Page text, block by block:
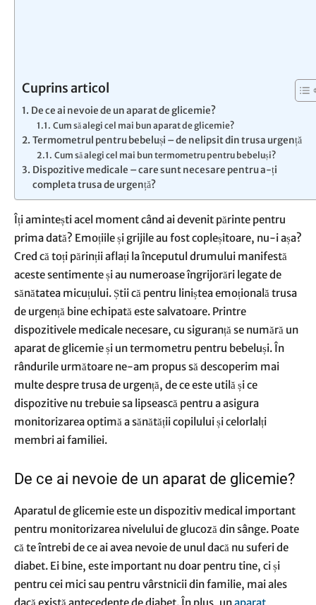
Cuprins articol
De ce ai nevoie de un aparat de glicemie?
Cum să alegi cel mai bun aparat de glicemie?
Termometrul pentru bebeluși – de nelipsit din trusa urgență
Cum să alegi cel mai bun termometru pentru bebeluși?
Dispozitive medicale – care sunt necesare pentru a-ți
completa trusa de urgență?
Îți amintești acel moment când ai devenit părinte pentru
prima dată? Emoțiile și grijile au fost copleșitoare, nu-i așa?
Cred că toți părinții aflați la începutul drumului manifestă
aceste sentimente și au numeroase îngrijorări legate de
sănătatea micuțului. Știi că pentru liniștea emoțională trusa
de urgență bine echipată este salvatoare. Printre
dispozitivele medicale necesare, cu siguranță se numără un
aparat de glicemie și un termometru pentru bebeluși. În
rândurile următoare ne-am propus să descoperim mai
multe despre trusa de urgență, de ce este utilă și ce
dispozitive nu trebuie sa lipsească pentru a asigura
monitorizarea optimă a sănătății copilului și celorlalți
membri ai familiei.
De ce ai nevoie de un aparat de glicemie?
Aparatul de glicemie este un dispozitiv medical important
pentru monitorizarea nivelului de glucoză din sânge. Poate
că te întrebi de ce ai avea nevoie de unul dacă nu suferi de
diabet. Ei bine, este important nu doar pentru tine, ci și
pentru cei mici sau pentru vârstnicii din familie, mai ales